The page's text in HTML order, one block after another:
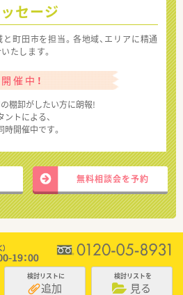
セージ
町田市を担当。各地域、エリアに精通
たします。
催中！
棚卸がしたい方に朗報!
トによる、
開催中です。
無料相談会を予約
検討リストに
追加
検討リストを
見る